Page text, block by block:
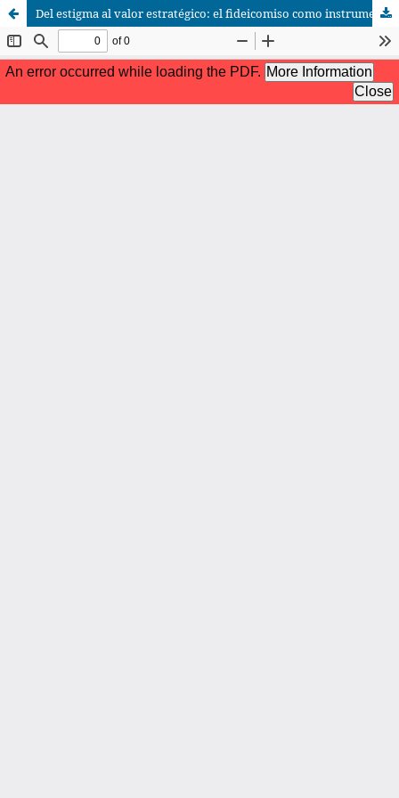
Del estigma al valor estratégico: el fideicomiso como instrumento para administrar la cartera de riesgo